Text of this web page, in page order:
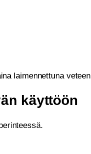
laimennettuna
käyttöön